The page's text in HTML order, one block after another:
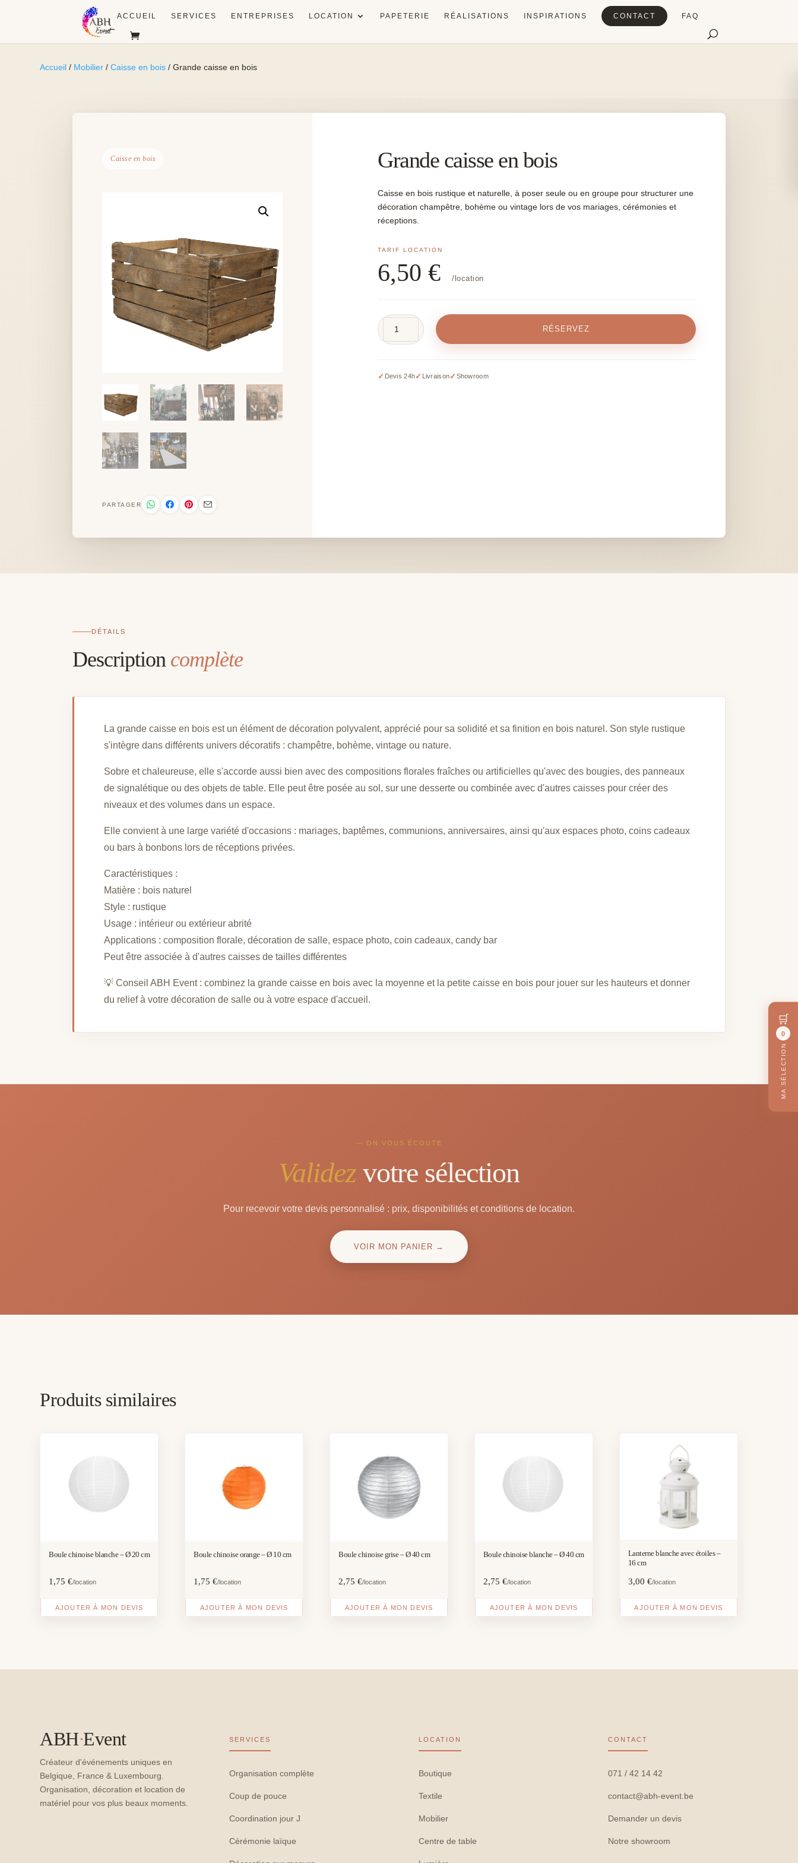
ACCUEIL SERVICES ENTREPRISES LOCATION PAPETERIE RÉALISATIONS INSPIRATIONS CONTACT FAQ
Accueil / Mobilier /Caisse en bois / Grande caisse en bois
Caisse en bois
PARTAGER
Grande caisse en bois
Caisse en bois rustique et naturelle, à poser seule ou en groupe pour structurer une
décoration champêtre, bohème ou vintage lors de vos mariages, cérémonies et
réceptions.
6,50€ /location
en
RÉSERVEZ
✓ Devis 24h✓ Livraison✓ Showroom
DÉTAILS
Description complète
La grande caisse en bois est un élément de décoration polyvalent, apprécié pour sa solidité et sa finition en bois naturel. Son style rustique
s'intègre dans différents univers décoratifs : champêtre, bohème, vintage ou nature.
Sobre et chaleureuse, elle s'accorde aussi bien avec des compositions florales fraîches ou artificielles qu'avec des bougies, des panneaux
de signalétique ou des objets de table. Elle peut être posée au sol, sur une desserte ou combinée avec d'autres caisses pour créer des
niveaux et des volumes dans un espace.
Elle convient à une large variété d'occasions : mariages, baptêmes, communions, anniversaires, ainsi qu'aux espaces photo, coins cadeaux
ou bars à bonbons lors de réceptions privées.
Caractéristiques :
Matière : bois naturel
Style : rustique
Usage : intérieur ou extérieur abrité
Applications : composition florale, décoration de salle, espace photo, coin cadeaux, candy bar
Peut être associée à d'autres caisses de tailles différentes
💡 Conseil ABH Event : combinez la grande caisse en bois avec la moyenne et la petite caisse en bois pour jouer sur les hauteurs et donner
du relief à votre décoration de salle ou à votre espace d'accueil.
— ON VOUS ÉCOUTE
Validez votre sélection
Pour recevoir votre devis personnalisé : prix, disponibilités et conditions de location.
VOIR MON PANIER →
Produits similaires
Boule chinoise blanche – Ø 20 cm
1,75€/location
AJOUTER À MON DEVIS
Boule chinoise orange – Ø 10 cm
1,75€/location
AJOUTER À MON DEVIS
Boule chinoise grise – Ø 40 cm
2,75€/location
AJOUTER À MON DEVIS
Boule chinoise blanche – Ø 40 cm
2,75 €/location
AJOUTER À MON DEVIS
Lanterne blanche avec étoiles –
16 cm
3,00 €/location
AJOUTER À MON DEVIS
ABH·Event
Créateur d'événements uniques en
Belgique, France & Luxembourg.
Organisation, décoration et location de
matériel pour vos plus beaux moments.
SERVICES
Organisation complète
Coup de pouce
Coordination jour J
Cérémonie laïque
LOCATION
Boutique
Textile
Mobilier
Centre de table
CONTACT
071 / 42 14 42
contact@abh-event.be
Demander un devis
Notre showroom
🛒
0
MA SÉLECTION